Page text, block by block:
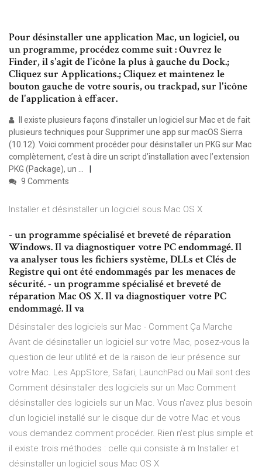
Pour désinstaller une application Mac, un logiciel, ou
un programme, procédez comme suit : Ouvrez le
Finder, il s'agit de l'icône la plus à gauche du Dock.;
Cliquez sur Applications.; Cliquez et maintenez le
bouton gauche de votre souris, ou trackpad, sur l'icône
de l'application à effacer.
Il existe plusieurs façons d’installer un logiciel sur Mac et de fait
plusieurs techniques pour Supprimer une app sur macOS Sierra
(10.12). Voici comment procéder pour désinstaller un PKG sur Mac
complètement, c’est à dire un script d’installation avec l’extension
PKG (Package), un …
9 Comments
Installer et désinstaller un logiciel sous Mac OS X
- un programme spécialisé et breveté de réparation
Windows. Il va diagnostiquer votre PC endommagé. Il
va analyser tous les fichiers système, DLLs et Clés de
Registre qui ont été endommagés par les menaces de
sécurité. - un programme spécialisé et breveté de
réparation Mac OS X. Il va diagnostiquer votre PC
endommagé. Il va
Désinstaller des logiciels sur Mac - Comment Ça Marche
Avant de désinstaller un logiciel sur votre Mac, posez-vous la
question de leur utilité et de la raison de leur présence sur
votre Mac. Les AppStore, Safari, LaunchPad ou Mail sont des
Comment désinstaller des logiciels sur un Mac Comment
désinstaller des logiciels sur un Mac. Vous n'avez plus besoin
d'un logiciel installé sur le disque dur de votre Mac et vous
vous demandez comment procéder. Rien n'est plus simple et
il existe trois méthodes : celle qui consiste à m Installer et
désinstaller un logiciel sous Mac OS X